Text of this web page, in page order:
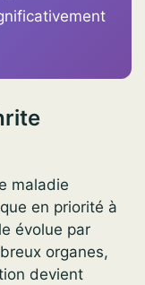
maladie
en priorité à
évolue par
organes,
devient